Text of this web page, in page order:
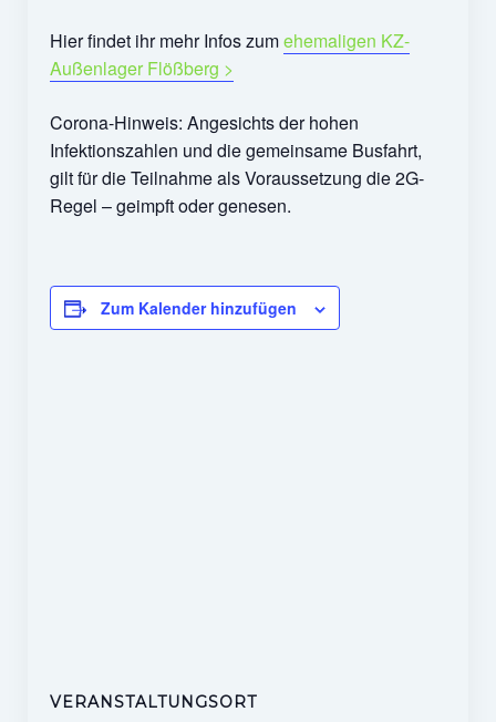
Sonstiges
Impressum
Datenschutz
Facebook
Hier findet ihr mehr Infos zumehemaligen KZ-
Außenlager Flößberg >
Corona-Hinweis: Angesichts der hohen
Infektionszahlen und die gemeinsame Busfahrt,
gilt für die Teilnahme als Voraussetzung die 2G-
Regel – geimpft oder genesen.
Zum Kalender hinzufügen
VERANSTALTUNGSORT